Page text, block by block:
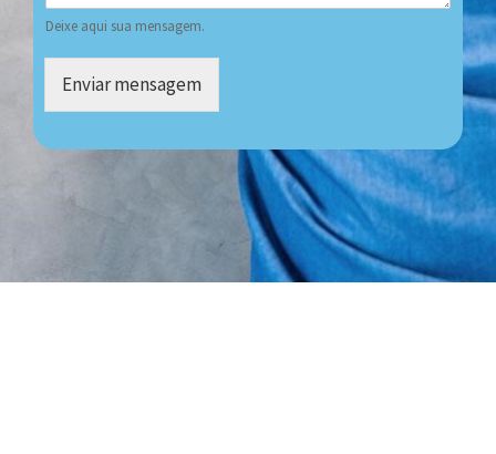
Deixe aqui sua mensagem.
Enviar mensagem